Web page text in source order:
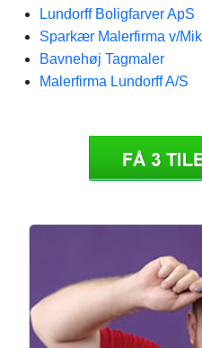
Lundorff Boligfarver ApS
Sparkær Malerfirma v/
Bavnehøj Tagmaler
Malerfirma Lundorff A/S